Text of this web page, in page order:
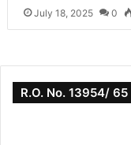
July 18, 2025 0
R.O. No. 13954/ 65